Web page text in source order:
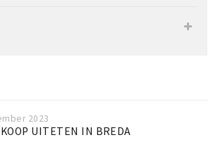
2023
UITETEN IN BREDA